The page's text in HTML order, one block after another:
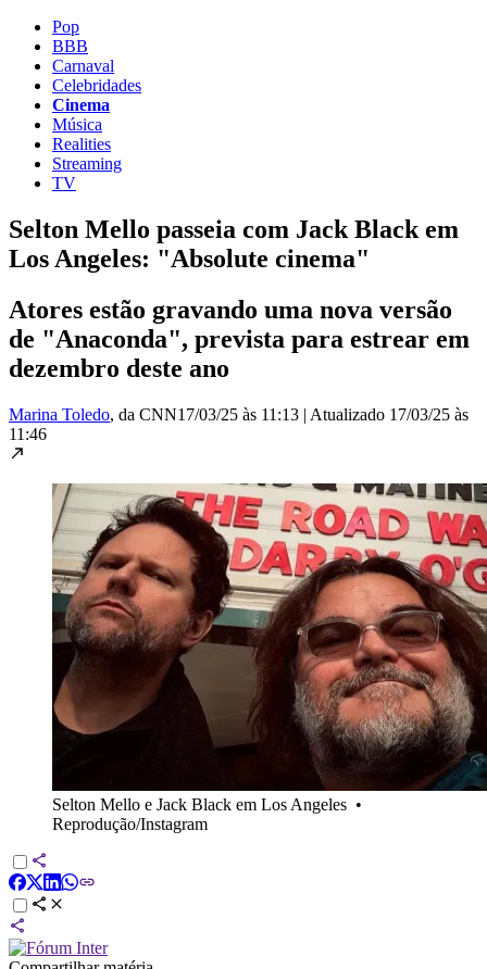
Pop
BBB
Carnaval
Celebridades
Cinema
Música
Realities
Streaming
TV
Selton Mello passeia com Jack Black em
Los Angeles: "Absolute cinema"
Atores estão gravando uma nova versão
de "Anaconda", prevista para estrear em
dezembro deste ano
Marina Toledo, da CNN17/03/25 às 11:13 | Atualizado 17/03/25 às
11:46
Selton Mello e Jack Black em Los Angeles •
Reprodução/Instagram